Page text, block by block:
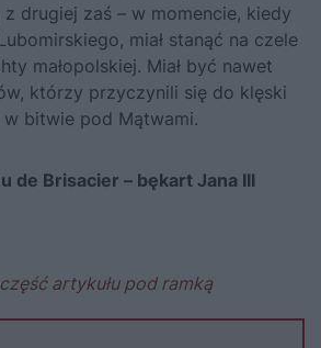
drugiej zaś – w momencie, kiedy
miał stanąć na czele
małopolskiej. Miał być nawet
którzy przyczynili się do klęski
bitwie pod Mątwami.
de Brisacier – bękart Jana III
artykułu pod ramką